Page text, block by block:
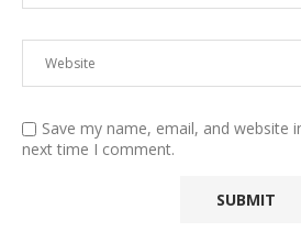
Save my name, email, and website
next time I comment.